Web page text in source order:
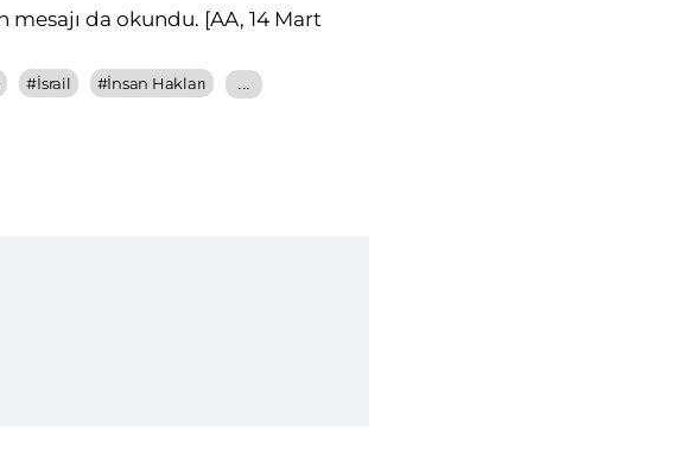
mesajı da okundu. [AA, 14 Mart
#İsrail #İnsan Hakları ...